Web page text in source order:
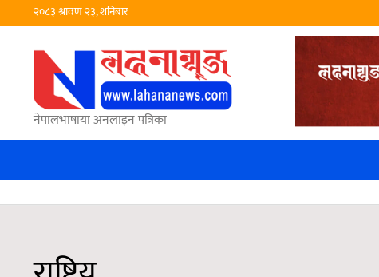
२०८३ श्रावण २३, शनिबार
नेपालभाषाया अनलाइन पत्रिका